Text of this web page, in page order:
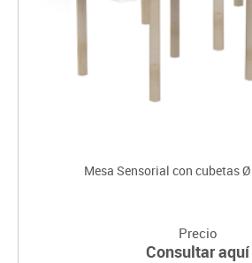
Mesa Sensorial con cubetas
Precio
Consultar aquí